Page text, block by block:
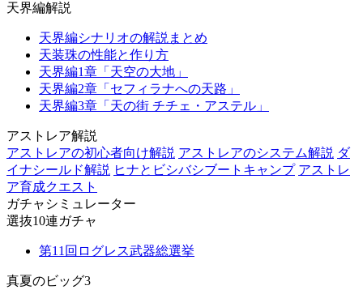
天界編解説
天界編シナリオの解説まとめ
天装珠の性能と作り方
天界編1章「天空の大地」
天界編2章「セフィラナへの天路」
天界編3章「天の街 チチェ・アステル」
アストレア解説
アストレアの初心者向け解説 アストレアのシステム解説 ダ
イナシールド解説 ヒナとビシバシブートキャンプ アストレ
ア育成クエスト
ガチャシミュレーター
選抜10連ガチャ
第11回ログレス武器総選挙
真夏のビッグ3